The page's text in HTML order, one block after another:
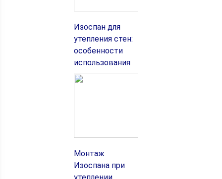
Изоспан для
утепления стен:
особенности
использования
Монтаж
Изоспана при